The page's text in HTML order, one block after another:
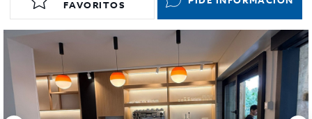
FAVORITOS